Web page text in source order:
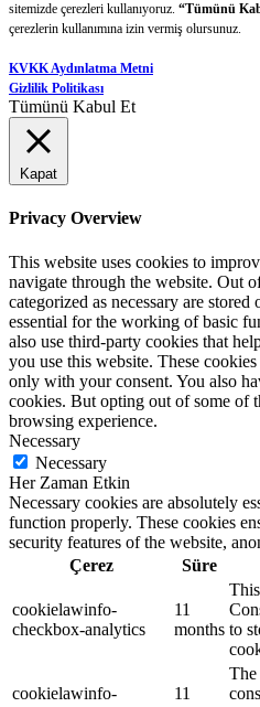
sitemizde çerezleri kullanıyoruz. “Tümünü
çerezlerin kullanımına izin vermiş olursunuz.
KVKK Aydınlatma Metni
Gizlilik Politikası
Tümünü Kabul Et
Kapat
Privacy Overview
This website uses cookies to
navigate through the website. Out
categorized as necessary are
essential for the working of basic
also use third-party cookies that
you use this website. These
only with your consent. You also
cookies. But opting out of some of
browsing experience.
Necessary
Necessary
Her Zaman Etkin
Necessary cookies are absolutely
function properly. These cookies
security features of the website,
Çerez
Süre
cookielawinfo-
checkbox-analytics
11
months to
cookielawinfo-
11